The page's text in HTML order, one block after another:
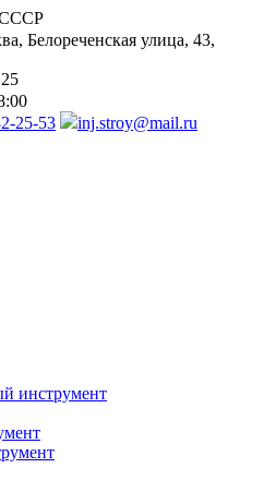
СССР
Белореченская улица, 43,
25-53
inj.stroy@mail.ru
инструмент